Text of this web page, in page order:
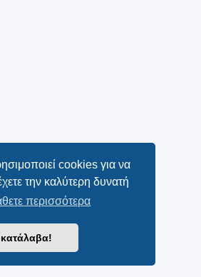
cookies για να
την καλύτερη δυνατή
περισσότερα